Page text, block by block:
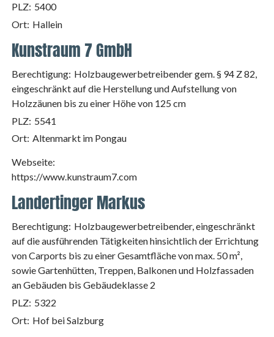
PLZ: 5400
Ort: Hallein
Kunstraum 7 GmbH
Berechtigung: Holzbaugewerbetreibender gem. § 94 Z 82,
eingeschränkt auf die Herstellung und Aufstellung von
Holzzäunen bis zu einer Höhe von 125 cm
PLZ: 5541
Ort: Altenmarkt im Pongau
Webseite:
https://www.kunstraum7.com
Landertinger Markus
Berechtigung: Holzbaugewerbetreibender, eingeschränkt
auf die ausführenden Tätigkeiten hinsichtlich der Errichtung
von Carports bis zu einer Gesamtfläche von max. 50 m²,
sowie Gartenhütten, Treppen, Balkonen und Holzfassaden
an Gebäuden bis Gebäudeklasse 2
PLZ: 5322
Ort: Hof bei Salzburg